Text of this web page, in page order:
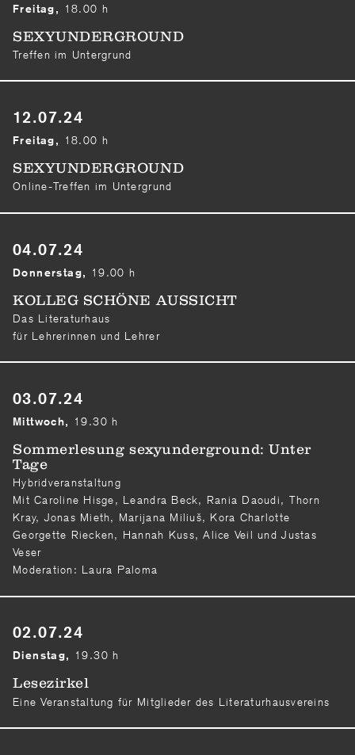
Freitag, 18.00 h
SEXYUNDERGROUND
Treffen im Untergrund
12.07.24
Freitag, 18.00 h
SEXYUNDERGROUND
Online-Treffen im Untergrund
04.07.24
Donnerstag, 19.00 h
KOLLEG SCHÖNE AUSSICHT
Das Literaturhaus
für Lehrerinnen und Lehrer
03.07.24
Mittwoch, 19.30 h
Sommerlesung sexyunderground: Unter
Tage
Hybridveranstaltung
Mit Caroline Hisge, Leandra Beck, Rania Daoudi, Thorn
Kray, Jonas Mieth, Marijana Miliuš, Kora Charlotte
Georgette Riecken, Hannah Kuss, Alice Veil und Justas
Veser
Moderation: Laura Paloma
02.07.24
Dienstag, 19.30 h
Lesezirkel
Eine Veranstaltung für Mitglieder des Literaturhausvereins